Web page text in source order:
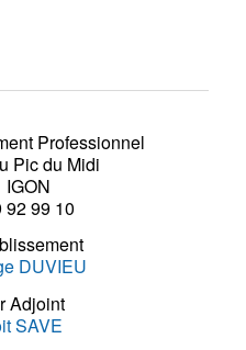
Professionnel
Pic du Midi
92 99 10
DUVIEU
Adjoint
SAVE